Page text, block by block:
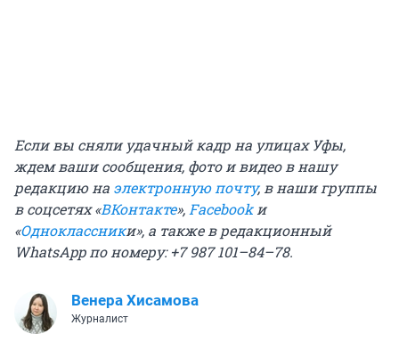
Если вы сняли удачный кадр на улицах Уфы,
ждем ваши сообщения, фото и видеов нашу
редакцию на электронную почту, в наши группы
в соцсетях «ВКонтакте»,Facebookи
«Одноклассники», а также в редакционный
WhatsApp по номеру: +7 987 101–84–78.
Венера Хисамова
Журналист